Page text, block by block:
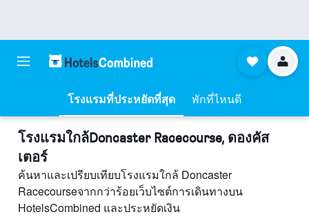
โรงแรมที่ประหยัดที่สุด พักที่ไหนดี
โรงแรมใกล้Doncaster Racecourse, ดองคัส
เตอร์
ค้นหาและเปรียบเทียบโรงแรมใกล้ Doncaster
Racecourseจากกว่าร้อยเว็บไซต์การเดินทางบน
HotelsCombined และประหยัดเงิน